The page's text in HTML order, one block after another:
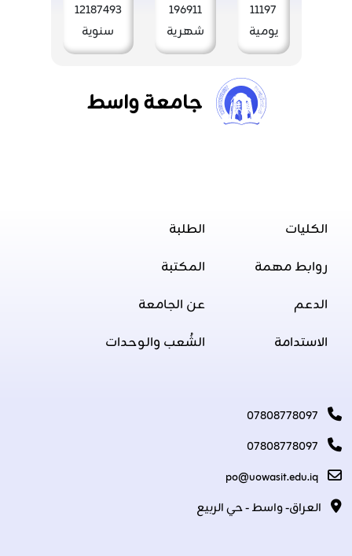
11197
يومية
196911
شهرية
12187493
سنوية
جامعة واسط
الكليات
روابط مهمة
الدعم
الاستدامة
الطلبة
المكتبة
عن الجامعة
الشُعب والوحدات
07808778097
07808778097
po@uowasit.edu.iq
العراق- واسط - حي الربيع